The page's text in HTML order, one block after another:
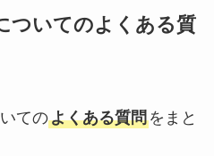
ついてのよくある質
てのよくある質問をまと